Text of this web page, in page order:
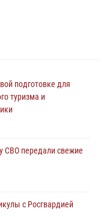
подготовке для
туризма и
СВО передали свежие
с Росгвардией